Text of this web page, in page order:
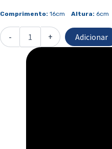
Comprimento: 16cm Altura: 6cm
- + Adicionar